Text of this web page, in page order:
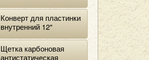
Конверт для пластинки
внутренний 12"
Щетка карбоновая
антистатическая